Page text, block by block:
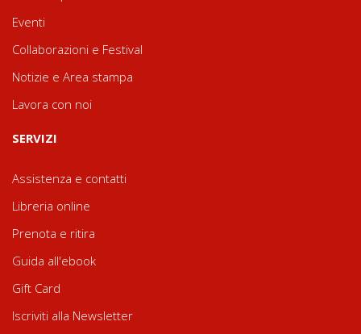
Eventi
Collaborazioni e Festival
Notizie e Area stampa
Lavora con noi
SERVIZI
Assistenza e contatti
Libreria online
Prenota e ritira
Guida all'ebook
Gift Card
Iscriviti alla Newsletter